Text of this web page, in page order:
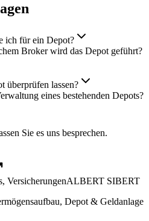
ich für ein Depot?
Broker wird das Depot geführt?
überprüfen lassen?
eines bestehenden Depots?
Sie es uns besprechen.
VersicherungenALBERT SIBERT
Depot & Geldanlage